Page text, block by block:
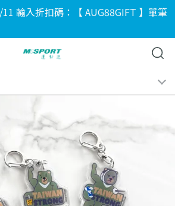
輸入折扣碼：【 AUG88GIFT 】單筆